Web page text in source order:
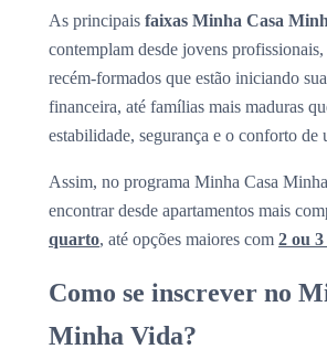
As principais faixas Minha Casa
contemplam desde jovens profissionais,
recém-formados que estão iniciando
financeira, até famílias mais maduras
estabilidade, segurança e o conforto
Assim, no programa Minha Casa
encontrar desde apartamentos mais
quarto, até opções maiores com 2 ou
Como se inscrever no
Minha Vida?